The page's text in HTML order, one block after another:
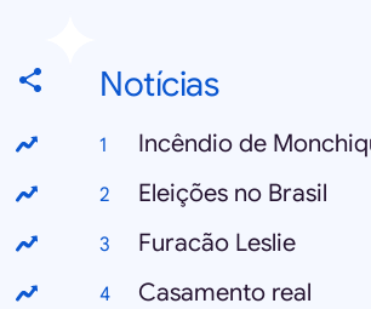
Notícias
Incêndio de
Eleições no Brasil
Furacão Leslie
Casamento real